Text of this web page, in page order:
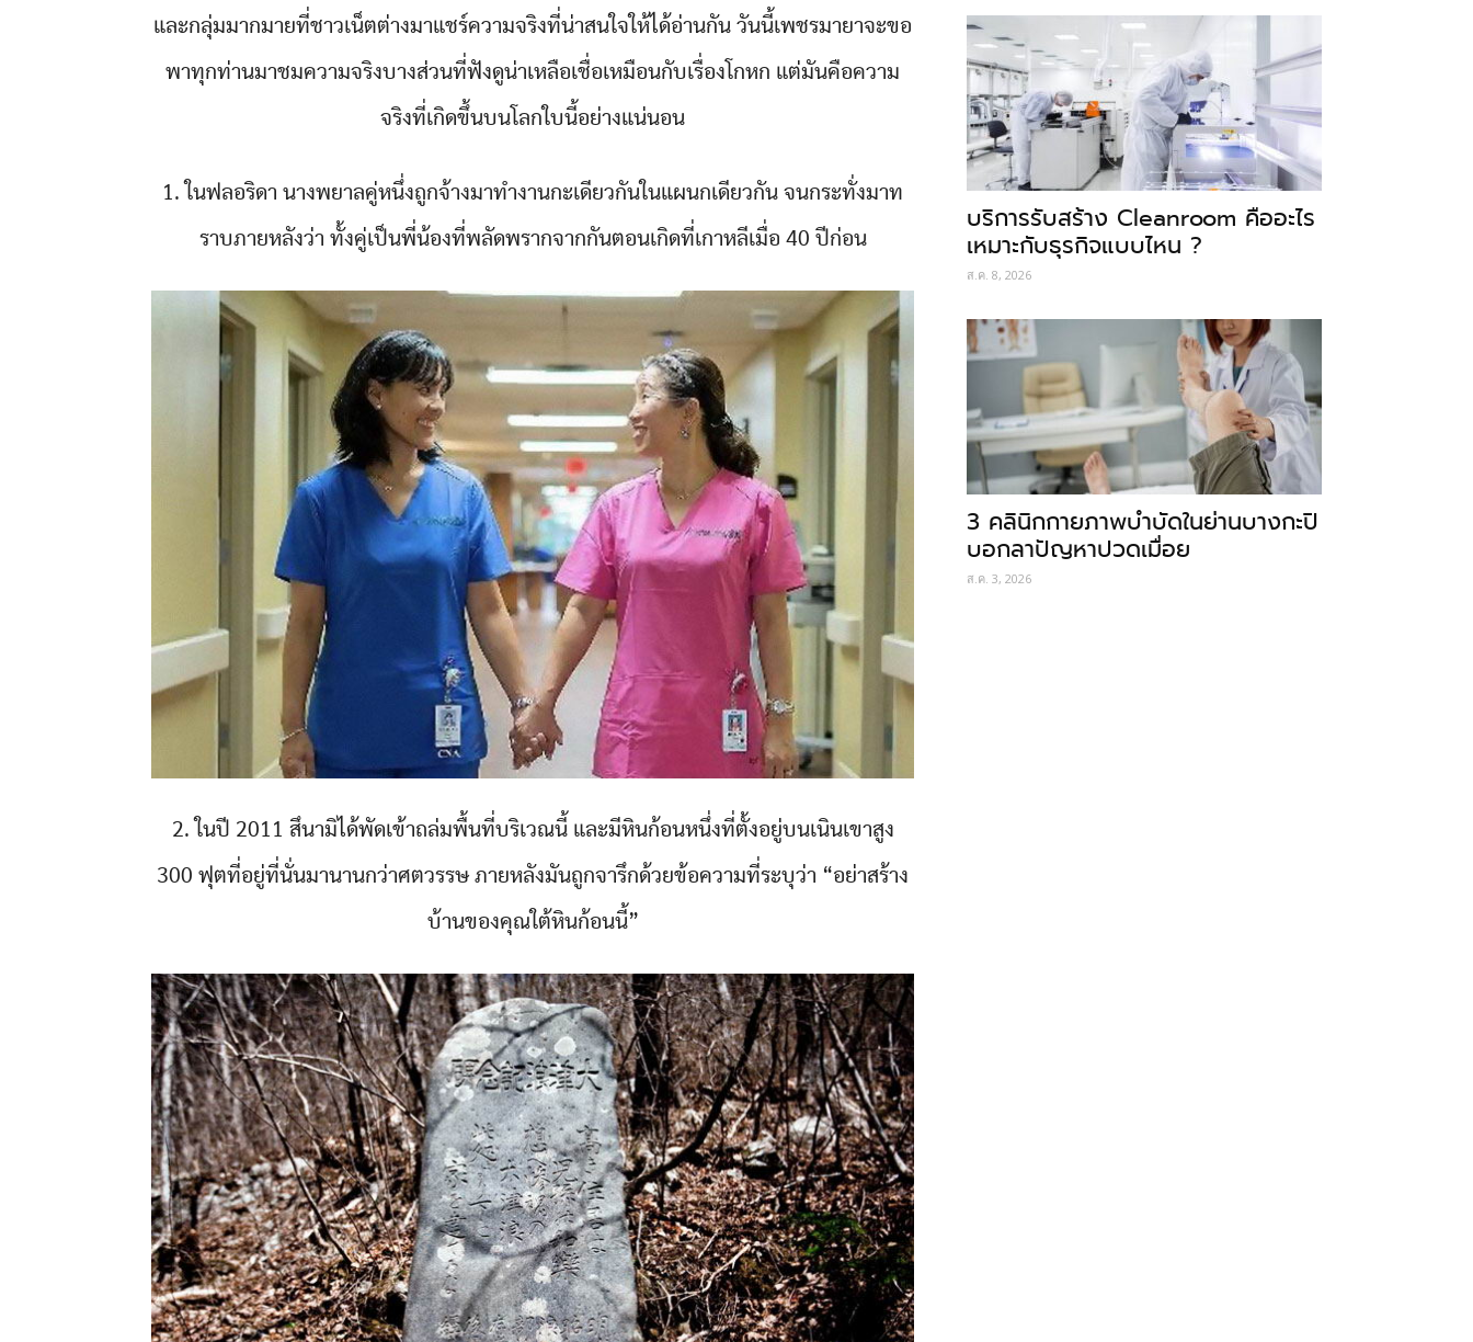
และกลุ่มมากมายที่ชาวเน็ตต่างมาแชร์ความจริงที่น่าสนใจให้ได้อ่านกัน วันนี้เพชรมายาจะขอ
พาทุกท่านมาชมความจริงบางส่วนที่ฟังดูน่าเหลือเชื่อเหมือนกับเรื่องโกหก แต่มันคือความ
จริงที่เกิดขึ้นบนโลกใบนี้อย่างแน่นอน
1. ในฟลอริดา นางพยาลคู่หนึ่งถูกจ้างมาทำงานกะเดียวกันในแผนกเดียวกัน จนกระทั่งมาท
ราบภายหลังว่า ทั้งคู่เป็นพี่น้องที่พลัดพรากจากกันตอนเกิดที่เกาหลีเมื่อ 40 ปีก่อน
2. ในปี 2011 สึนามิได้พัดเข้าถล่มพื้นที่บริเวณนี้ และมีหินก้อนหนึ่งที่ตั้งอยู่บนเนินเขาสูง
300 ฟุตที่อยู่ที่นั่นมานานกว่าศตวรรษ ภายหลังมันถูกจารึกด้วยข้อความที่ระบุว่า “อย่าสร้าง
บ้านของคุณใต้หินก้อนนี้”
บริการรับสร้าง Cleanroom คืออะไร
เหมาะกับธุรกิจแบบไหน ?
ส.ค. 8, 2026
3 คลินิกกายภาพบำบัดในย่านบางกะปิ
บอกลาปัญหาปวดเมื่อย
ส.ค. 3, 2026